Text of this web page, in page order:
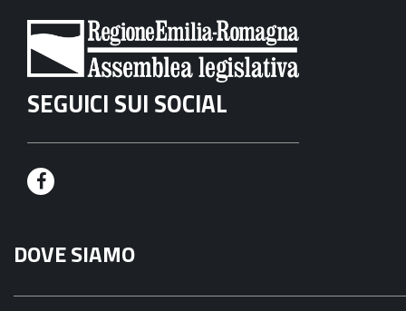
SEGUICI SUI SOCIAL
F
c
e
DOVE SIAMO